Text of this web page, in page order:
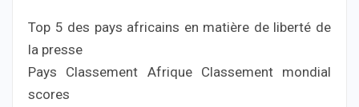
Top 5 des pays africains en matière de liberté de
la presse
Pays Classement Afrique Classement mondial
scores